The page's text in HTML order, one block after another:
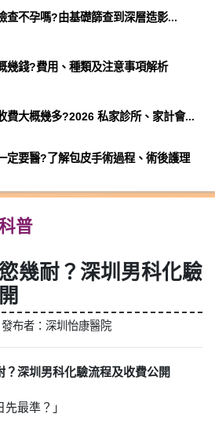
查不孕嗎?由基礎篩查到深層造影...
幾錢?費用、種類及注意事項解析
費大概幾多?2026 私家診所、家計會...
定要醫?了解包皮手術過程、術後護理
普
幾耐？深圳男科化驗
布者：深圳怡康醫院
？深圳男科化驗流程及收費公開
先最準？」